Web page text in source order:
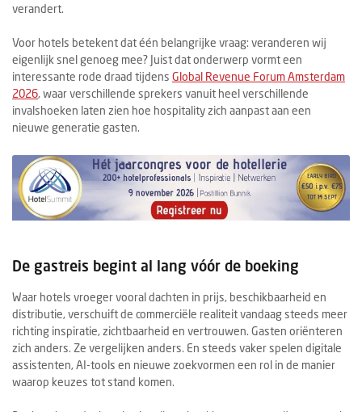
verandert.
Voor hotels betekent dat één belangrijke vraag: veranderen wij
eigenlijk snel genoeg mee? Juist dat onderwerp vormt een
interessante rode draad tijdens Global Revenue Forum Amsterdam
2026, waar verschillende sprekers vanuit heel verschillende
invalshoeken laten zien hoe hospitality zich aanpast aan een
nieuwe generatie gasten.
De gastreis begint al lang vóór de boeking
Waar hotels vroeger vooral dachten in prijs, beschikbaarheid en
distributie, verschuift de commerciële realiteit vandaag steeds meer
richting inspiratie, zichtbaarheid en vertrouwen. Gasten oriënteren
zich anders. Ze vergelijken anders. En steeds vaker spelen digitale
assistenten, AI-tools en nieuwe zoekvormen een rol in de manier
waarop keuzes tot stand komen.